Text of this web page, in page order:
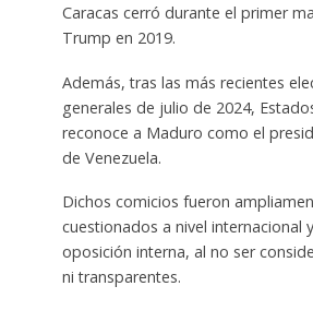
Caracas cerró durante el primer
Trump en 2019.
Además, tras las más recientes
generales de julio de 2024,
reconoce a Maduro como el
de Venezuela.
Dichos comicios fueron
cuestionados a nivel internacional
oposición interna, al no ser
ni transparentes.